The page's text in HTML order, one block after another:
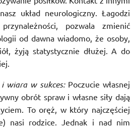
układ neurologiczny. Łagodzi
pozwala zmienić
od dawna wiadomo, że osoby,
żyją statystycznie dłużej. A do
i wiara w sukces:Poczucie własnej
obrót spraw i własne siły dają
To oręż, w który najczęściej
nasi rodzice. Jednak i nad nim